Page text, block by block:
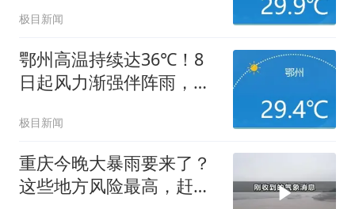
极目新闻
鄂州高温持续达36℃！8
日起风力渐强伴阵雨，防
极目新闻
重庆今晚大暴雨要来了？
这些地方风险最高，赶紧